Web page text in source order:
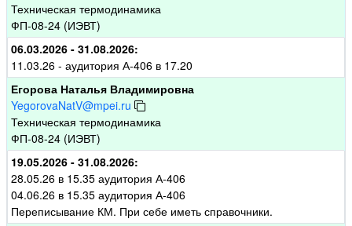
Техническая термодинамика
ФП-08-24 (ИЭВТ)
06.03.2026 - 31.08.2026:
11.03.26 - аудитория А-406 в 17.20
Егорова Наталья Владимировна
YegorovaNatV@mpei.ru
Техническая термодинамика
ФП-08-24 (ИЭВТ)
19.05.2026 - 31.08.2026:
28.05.26 в 15.35 аудитория А-406
04.06.26 в 15.35 аудитория А-406
Переписывание КМ. При себе иметь справочники.